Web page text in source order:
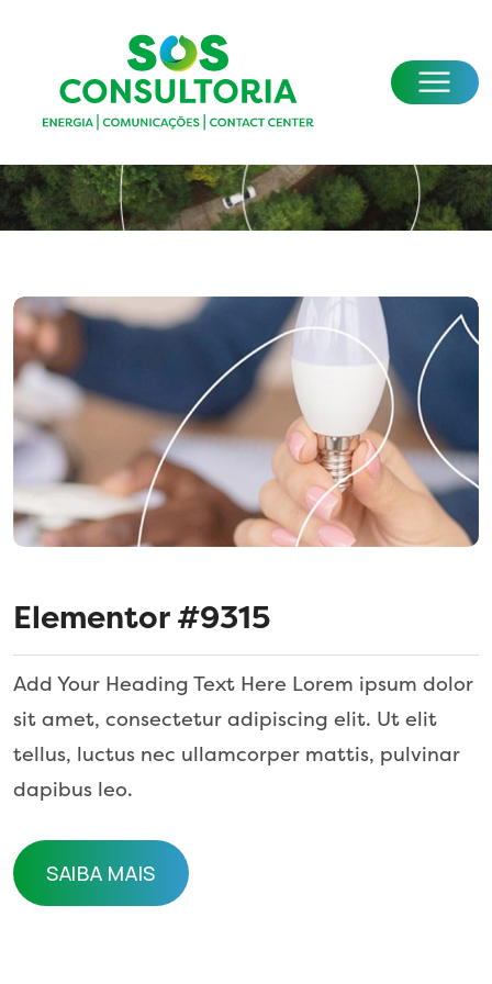
Elementor #9315
Add Your Heading Text Here Lorem ipsum dolor
sit amet, consectetur adipiscing elit. Ut elit
tellus, luctus nec ullamcorper mattis, pulvinar
dapibus leo.
SAIBA MAIS
SAIBA MAIS